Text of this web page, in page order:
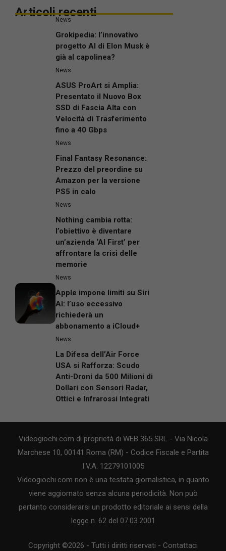
Articoli recenti
News
Grokipedia: l’innovativo
progetto AI di Elon Musk è
già al capolinea?
News
ASUS ProArt si Amplia:
Presentato il Nuovo Box
SSD di Fascia Alta con
Velocità di Trasferimento
fino a 40 Gbps
News
Final Fantasy Resonance:
Prezzo del preordine su
Amazon per la versione
PS5 in calo
News
Nothing cambia rotta:
l’obiettivo è diventare
un’azienda ‘AI First’ per
affrontare la crisi delle
memorie
News
Apple impone limiti su Siri
AI: l’uso eccessivo
richiederà un
abbonamento a iCloud+
News
La Difesa dell’Air Force
USA si Rafforza: Scudo
Anti-Droni da 500 Milioni di
Dollari con Sensori Radar,
Ottici e Infrarossi Integrati
Videogiochi.com di proprietà di WEB 365 SRL - Via Nicola
Marchese 10, 00141 Roma (RM) - Codice Fiscale e Partita
I.V.A. 12279101005
Videogiochi.com non è una testata giornalistica, in quanto
viene aggiornato senza alcuna periodicità. Non può
pertanto considerarsi un prodotto editoriale ai sensi della
legge n. 62 del 07.03.2001
Copyright ©2026 - Tutti i diritti riservati - Contattaci